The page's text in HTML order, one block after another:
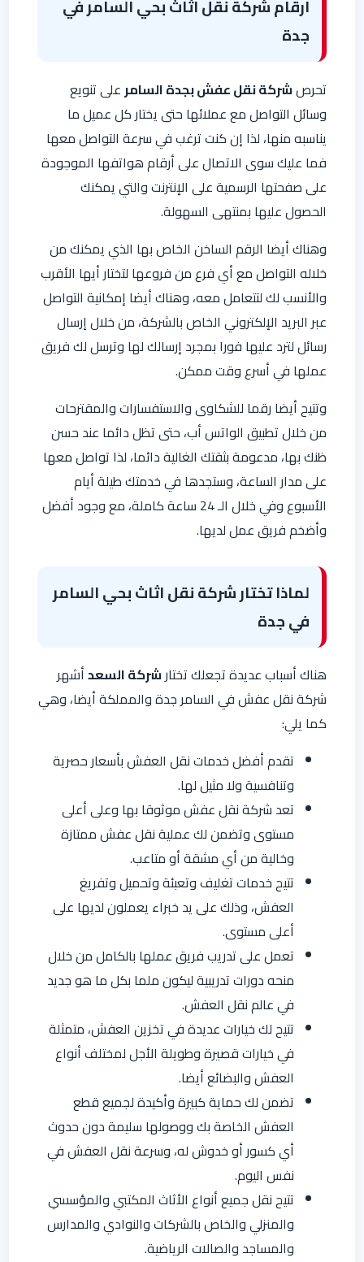
ارقام شركة نقل اثاث بحي السامر في
جدة
تحرصشركة نقل عفش بجدة السامر على تنويع
وسائل التواصل مع عملائها حتى يختار كل عميل ما
يناسبه منها، لذا إن كنت ترغب في سرعة التواصل معها
فما عليك سوى الاتصال على أرقام هواتفها الموجودة
على صفحتها الرسمية على الإنترنت والتي يمكنك
الحصول عليها بمنتهى السهولة.
وهناك أيضا الرقم الساخن الخاص بها الذي يمكنك من
خلاله التواصل مع أي فرع من فروعها لتختار أيها الأقرب
والأنسب لك لتتعامل معه، وهناك أيضا إمكانية التواصل
عبر البريد الإلكتروني الخاص بالشركة، من خلال إرسال
رسائل لترد عليها فورا بمجرد إرسالك لها وترسل لك فريق
عملها في أسرع وقت ممكن.
وتتيح أيضا رقما للشكاوى والاستفسارات والمقترحات
من خلال تطبيق الواتس أب، حتى تظل دائما عند حسن
ظنك بها، مدعومة بثقتك الغالية دائما، لذا تواصل معها
على مدار الساعة، وستجدها في خدمتك طيلة أيام
الأسبوع وفي خلال الـ 24 ساعة كاملة، مع وجود أفضل
وأضخم فريق عمل لديها.
لماذا تختار شركة نقل اثاث بحي السامر
في جدة
هناك أسباب عديدة تجعلك تختارشركة السعدأشهر
شركة نقل عفش في السامر جدة والمملكة أيضا، وهي
كما يلي:
تقدم أفضل خدمات نقل العفش بأسعار حصرية
وتنافسية ولا مثيل لها.
تعد شركة نقل عفش موثوقا بها وعلى أعلى
مستوى وتضمن لك عملية نقل عفش ممتازة
وخالية من أي مشقة أو متاعب.
تتيح خدمات تغليف وتعبئة وتحميل وتفريغ
العفش، وذلك على يد خبراء يعملون لديها على
أعلى مستوى.
تعمل على تدريب فريق عملها بالكامل من خلال
منحه دورات تدريبية ليكون ملما بكل ما هو جديد
في عالم نقل العفش.
تتيح لك خيارات عديدة في تخزين العفش، متمثلة
في خيارات قصيرة وطويلة الأجل لمختلف أنواع
العفش والبضائع أيضا.
تضمن لك حماية كبيرة وأكيدة لجميع قطع
العفش الخاصة بك ووصولها سليمة دون حدوث
أي كسور أو خدوش له، وسرعة نقل العفش في
نفس اليوم.
تتيح نقل جميع أنواع الأثاث المكتبي والمؤسسي
والمنزلي والخاص بالشركات والنوادي والمدارس
والمساجد والصالات الرياضية.